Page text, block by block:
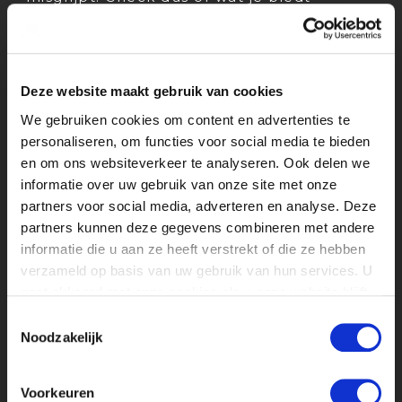
Deze website maakt gebruik van cookies
We gebruiken cookies om content en advertenties te
personaliseren, om functies voor social media te bieden
en om ons websiteverkeer te analyseren. Ook delen we
informatie over uw gebruik van onze site met onze
partners voor social media, adverteren en analyse. Deze
partners kunnen deze gegevens combineren met andere
informatie die u aan ze heeft verstrekt of die ze hebben
verzameld op basis van uw gebruik van hun services. U
Noodzakelijk
Voorkeuren
marktconform is. Richtlijn: tussen de €250
en €500 per maand binnen de media en
Laat je huidige stagiair een vlog
maken
Vraag je huidige stagiair een korte vlog
op te nemen van een stagedag. Geen
gelikte video, maar gewoon authentiek.
Studenten willen weten:
Wat voor werk je écht doet
Hoe de sfeer is
Of er lekkere koffie is (ja, echt)
Bonuspunten voor humor!
afbeelding toe